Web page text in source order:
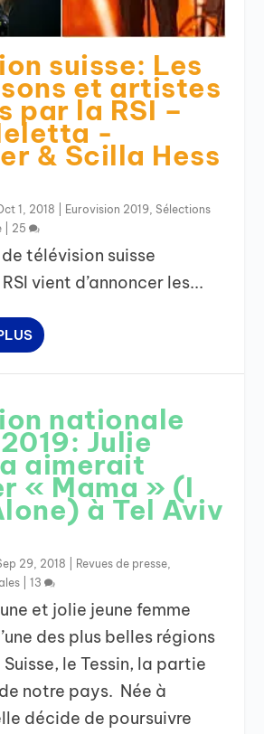
suisse: Les
et artistes
par la RSI –
-
& Scilla Hess
1, 2018 Eurovision 2019,Sélections
25
télévision suisse
vient d’annoncer les...
nationale
Julie
aimerait
« Mama » (I
à Tel Aviv
29, 2018 Revues de presse,
|13
et jolie jeune femme
des plus belles régions
le Tessin, la partie
notre pays. Née à
décide de poursuivre